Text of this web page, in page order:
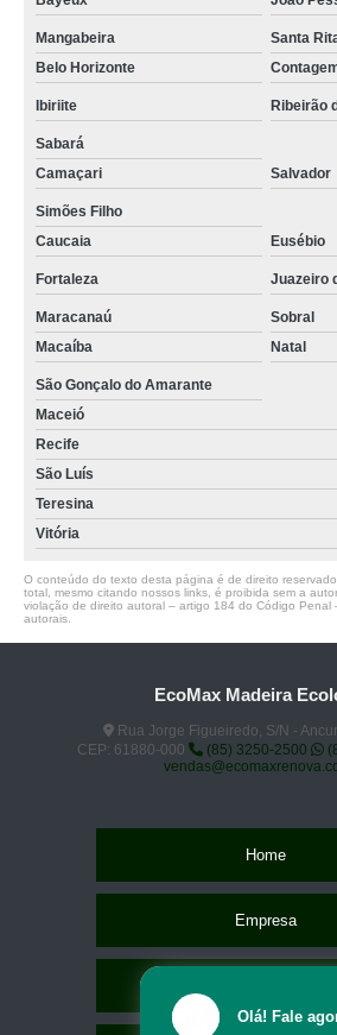
Mangabeira
Santa
Belo Horizonte
Ibiriite Ribeirão
Sabará
Camaçari
Salvador
Simões Filho
Caucaia
Eusébio
Fortaleza Juazeiro
Maracanaú
Sobral
Macaíba
Natal
São Gonçalo do Amarante
Maceió
Recife
São Luís
Teresina
Vitória
O conteúdo do texto desta página é de direito
total, mesmo citando nossos links, é proibida sem a
violação de direito autoral – artigo 184 do Código Penal
autorais
EcoMax Madeira
Rua Jorge Figueiredo, S/N -
CEP: 61880-000
(85) 3250-2500
Home
Empresa
Olá! Fale